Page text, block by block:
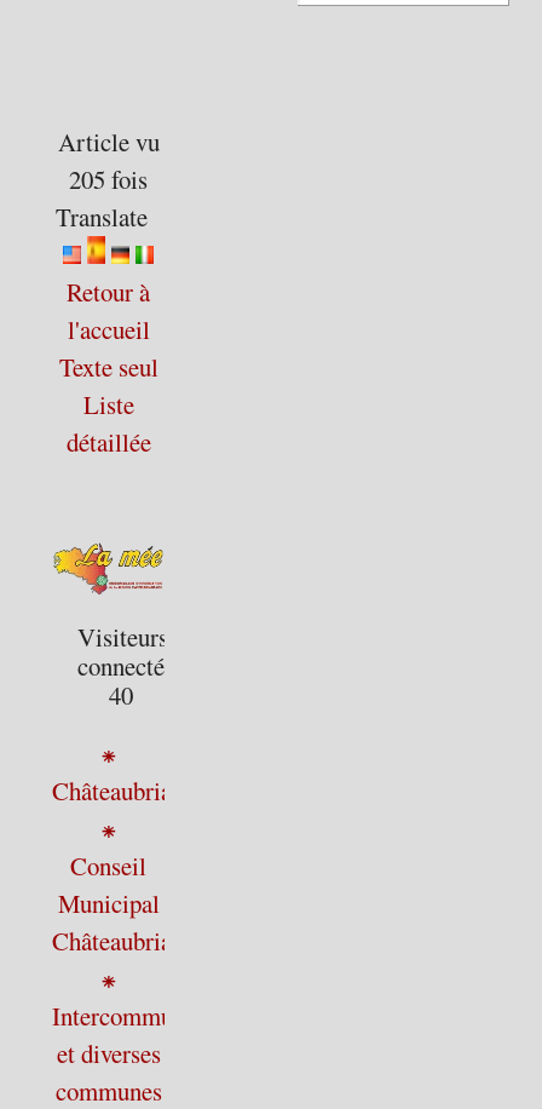
Article vu
205 fois
Translate
Retour à
l'accueil
Texte seul
Liste
détaillée
Visiteurs
connectés :
40
⁕
Châteaubriant
⁕
Conseil
Municipal
Châteaubriant
⁕
Intercommunalité
et diverses
communes